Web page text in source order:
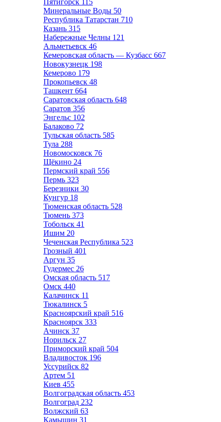
Пятигорск 115
Минеральные Воды 50
Республика Татарстан 710
Казань 315
Набережные Челны 121
Альметьевск 46
Кемеровская область — Кузбасс 667
Новокузнецк 198
Кемерово 179
Прокопьевск 48
Ташкент 664
Саратовская область 648
Саратов 356
Энгельс 102
Балаково 72
Тульская область 585
Тула 288
Новомосковск 76
Щёкино 24
Пермский край 556
Пермь 323
Березники 30
Кунгур 18
Тюменская область 528
Тюмень 373
Тобольск 41
Ишим 20
Чеченская Республика 523
Грозный 401
Аргун 35
Гудермес 26
Омская область 517
Омск 440
Калачинск 11
Тюкалинск 5
Красноярский край 516
Красноярск 333
Ачинск 37
Норильск 27
Приморский край 504
Владивосток 196
Уссурийск 82
Артем 51
Киев 455
Волгоградская область 453
Волгоград 232
Волжский 63
Камышин 31